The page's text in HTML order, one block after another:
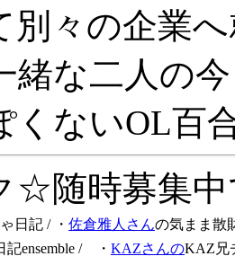
別々の企業
緒な二人の
くないOL百
☆随時募集
日記 / ・ 佐倉雅人さんの気まま散
記ensemble / ・ KAZさんのKAZ兄